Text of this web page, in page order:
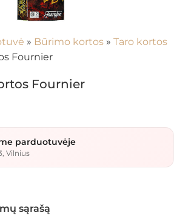
» Būrimo kortos » Taro kortos
Fournier
Fournier
parduotuvėje
Vilnius
sąrašą